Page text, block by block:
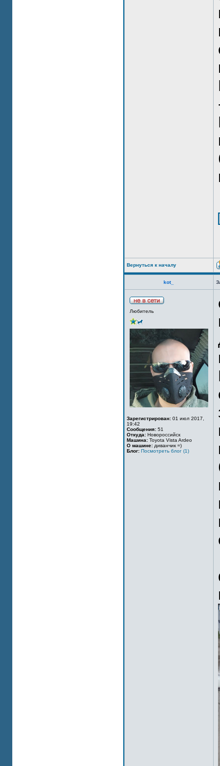
Вернуться к началу
kot_
Любитель
Зарегистрирован: 01 июл 2017,
19:42
Сообщения: 51
Откуда: Новороссийск
Машина: Toyota Vista Ardeo
О машине: диванчик =)
Блог: Посмотреть блог (1)